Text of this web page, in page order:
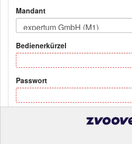
Mandant
Bedienerkürzel
Passwort
Anmelden